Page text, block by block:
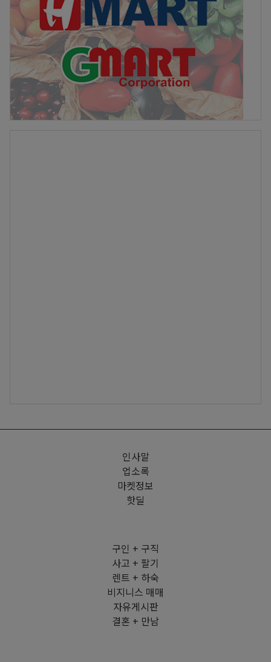
인사말
업소록
마켓정보
핫딜
구인 + 구직
사고 + 팔기
렌트 + 하숙
비지니스 매매
자유게시판
결혼 + 만남